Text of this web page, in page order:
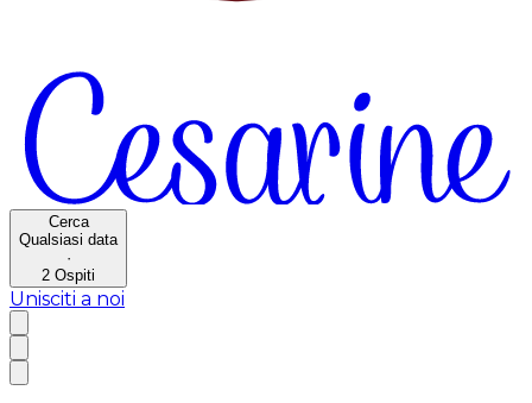
Cerca
Qualsiasi data
·
2 Ospiti
Unisciti a noi